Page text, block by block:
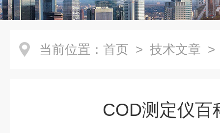
当前位置： 首页 > 技术文章 >
COD测定仪百